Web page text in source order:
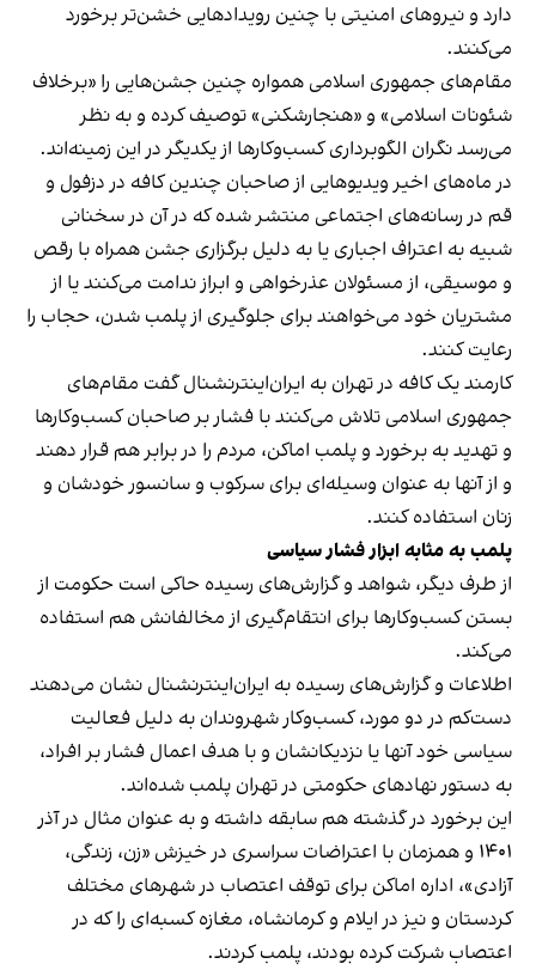
دارد و نیروهای امنیتی با چنین رویدادهایی خشن‌تر برخورد
می‌کنند.
مقام‌های جمهوری اسلامی همواره چنین جشن‌هایی را «برخلاف
شئونات اسلامی» و «هنجارشکنی» توصیف کرده و به نظر
می‌رسد نگران الگوبرداری کسب‌وکارها از یکدیگر در این زمینه‌اند.
در ماه‌های اخیر ویدیوهایی از صاحبان چندین کافه در دزفول و
قم در رسانه‌های اجتماعی منتشر شده که در آن در سخنانی
شبیه به اعتراف اجباری یا به دلیل برگزاری جشن همراه با رقص
و موسیقی، از مسئولان عذرخواهی و ابراز ندامت می‌کنند یا از
مشتریان خود می‌خواهند برای جلوگیری از پلمب شدن، حجاب را
رعایت کنند.
کارمند یک کافه در تهران به ایران‌اینترنشنال گفت مقام‌های
جمهوری اسلامی تلاش می‌کنند با فشار بر صاحبان کسب‌وکارها
و تهدید به برخورد و پلمب اماکن، مردم را در برابر هم قرار دهند
و از آنها به عنوان وسیله‌ای برای سرکوب و سانسور خودشان و
زنان استفاده کنند.
پلمب به مثابه ابزار فشار سیاسی
از طرف دیگر، شواهد و گزارش‌های رسیده حاکی است حکومت از
بستن کسب‌وکارها برای انتقام‌گیری از مخالفانش هم استفاده
می‌کند.
اطلاعات و گزارش‌های رسیده به ایران‌اینترنشنال نشان می‌دهند
دست‌کم در دو مورد، کسب‌وکار شهروندان به دلیل فعالیت
سیاسی خود آنها یا نزدیکانشان و با هدف اعمال فشار بر افراد،
به دستور نهادهای حکومتی در تهران پلمب شده‌اند.
این برخورد در گذشته هم سابقه داشته و به عنوان مثال در آذر
۱۴۰۱ و همزمان با اعتراضات سراسری در خیزش «زن، زندگی،
آزادی»، اداره اماکن برای توقف اعتصاب در شهرهای مختلف
کردستان و نیز در ایلام و کرمانشاه، مغازه کسبه‌ای را که در
اعتصاب شرکت کرده بودند، پلمب کردند.